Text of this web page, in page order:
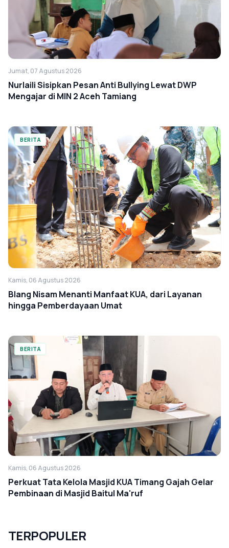
Jumat, 07 Agustus 2026
Nurlaili Sisipkan Pesan Anti Bullying Lewat DWP
Mengajar di MIN 2 Aceh Tamiang
BERITA
Kamis, 06 Agustus 2026
Blang Nisam Menanti Manfaat KUA, dari Layanan
hingga Pemberdayaan Umat
BERITA
Kamis, 06 Agustus 2026
Perkuat Tata Kelola Masjid KUA Timang Gajah Gelar
Pembinaan di Masjid Baitul Ma'ruf
TERPOPULER